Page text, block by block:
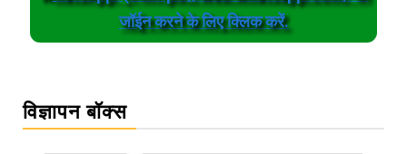
जॉईन करने के लिए क्लिक करें.
विज्ञापन बॉक्स